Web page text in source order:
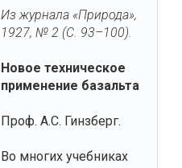
Из журнала «Природа»,
1927, № 2 (С. 93–100).
Новое техническое
применение базальта
Проф. А.С. Гинзберг.
Во многих учебниках